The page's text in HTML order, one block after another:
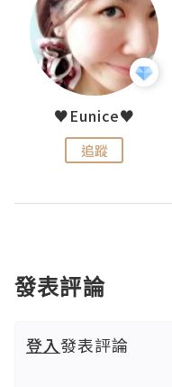
♥Eunice♥
追蹤
發表評論
登入發表評論